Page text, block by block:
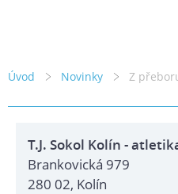
Úvod Novinky Z
T.J. Sokol Kolín -
Brankovická 979
280 02, Kolín